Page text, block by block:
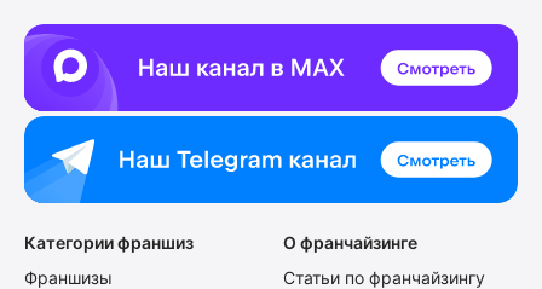
Категории франшиз
Франшизы
О франчайзинге
Статьи по франчайзингу